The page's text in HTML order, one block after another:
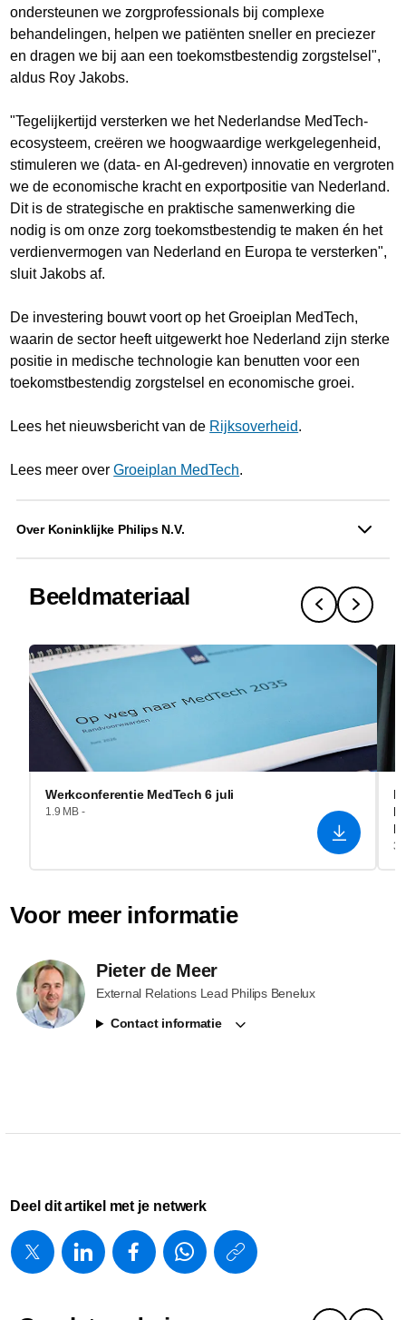
ondersteunen we zorgprofessionals bij complexe
behandelingen, helpen we patiënten sneller en preciezer
en dragen we bij aan een toekomstbestendig zorgstelsel",
aldus Roy Jakobs.
"Tegelijkertijd versterken we het Nederlandse MedTech-
ecosysteem, creëren we hoogwaardige werkgelegenheid,
stimuleren we (data- en AI-gedreven) innovatie en vergroten
we de economische kracht en exportpositie van Nederland.
Dit is de strategische en praktische samenwerking die
nodig is om onze zorg toekomstbestendig te maken én het
verdienvermogen van Nederland en Europa te versterken",
sluit Jakobs af.
De investering bouwt voort op het Groeiplan MedTech,
waarin de sector heeft uitgewerkt hoe Nederland zijn sterke
positie in medische technologie kan benutten voor een
toekomstbestendig zorgstelsel en economische groei.
Lees het nieuwsbericht van de Rijksoverheid.
Lees meer overGroeiplan MedTech.
Over Koninklijke Philips N.V.
Beeldmateriaal
Werkconferentie MedTech 6 juli
1.9 MB -
Voor meer informatie
Pieter de Meer
External Relations Lead Philips Benelux
Contact informatie
Deel dit artikel met je netwerk
https://